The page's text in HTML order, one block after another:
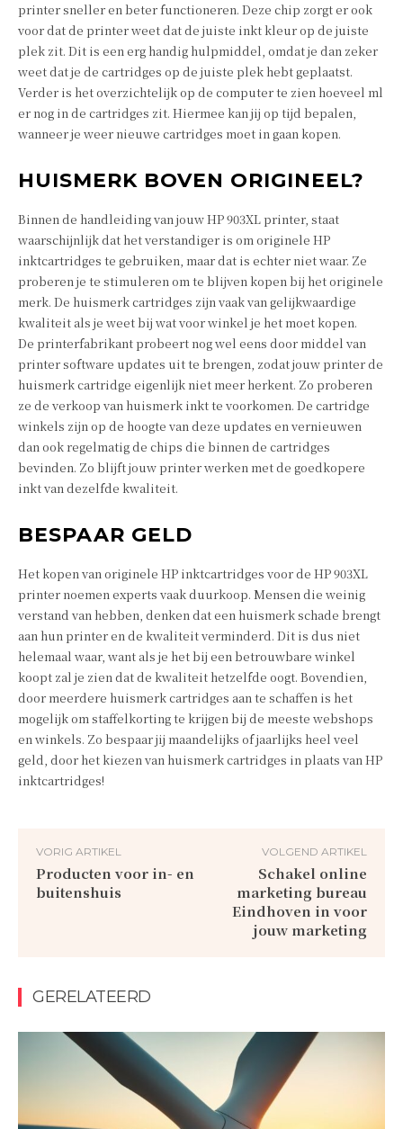
printer sneller en beter functioneren. Deze chip zorgt er ook
voor dat de printer weet dat de juiste inkt kleur op de juiste
plek zit. Dit is een erg handig hulpmiddel, omdat je dan zeker
weet dat je de cartridges op de juiste plek hebt geplaatst.
Verder is het overzichtelijk op de computer te zien hoeveel ml
er nog in de cartridges zit. Hiermee kan jij op tijd bepalen,
wanneer je weer nieuwe cartridges moet in gaan kopen.
HUISMERK BOVEN ORIGINEEL?
Binnen de handleiding van jouw HP 903XL printer, staat
waarschijnlijk dat het verstandiger is om originele HP
inktcartridges te gebruiken, maar dat is echter niet waar. Ze
proberen je te stimuleren om te blijven kopen bij het originele
merk. De huismerk cartridges zijn vaak van gelijkwaardige
kwaliteit als je weet bij wat voor winkel je het moet kopen.
De printerfabrikant probeert nog wel eens door middel van
printer software updates uit te brengen, zodat jouw printer de
huismerk cartridge eigenlijk niet meer herkent. Zo proberen
ze de verkoop van huismerk inkt te voorkomen. De cartridge
winkels zijn op de hoogte van deze updates en vernieuwen
dan ook regelmatig de chips die binnen de cartridges
bevinden. Zo blijft jouw printer werken met de goedkopere
inkt van dezelfde kwaliteit.
BESPAAR GELD
Het kopen van originele HP inktcartridges voor de HP 903XL
printer noemen experts vaak duurkoop. Mensen die weinig
verstand van hebben, denken dat een huismerk schade brengt
aan hun printer en de kwaliteit verminderd. Dit is dus niet
helemaal waar, want als je het bij een betrouwbare winkel
koopt zal je zien dat de kwaliteit hetzelfde oogt. Bovendien,
door meerdere huismerk cartridges aan te schaffen is het
mogelijk om staffelkorting te krijgen bij de meeste webshops
en winkels. Zo bespaar jij maandelijks of jaarlijks heel veel
geld, door het kiezen van huismerk cartridges in plaats van HP
inktcartridges!
VORIG ARTIKEL
Producten voor in- en
buitenshuis
VOLGEND ARTIKEL
Schakel online
marketing bureau
Eindhoven in voor
jouw marketing
GERELATEERD